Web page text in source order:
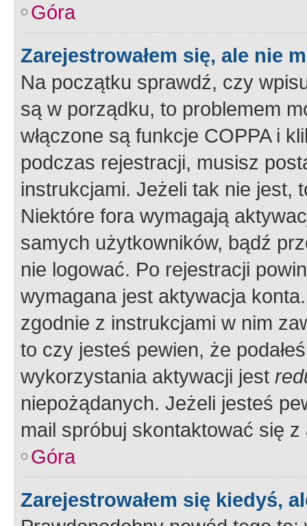
Góra
Zarejestrowałem się, ale nie
Na początku sprawdź, czy
są w porządku, to problemem
włączone są funkcje COPPA i
podczas rejestracji, musisz
instrukcjami. Jeżeli tak nie jest,
Niektóre fora wymagają
samych użytkowników, bądź
nie logować. Po rejestracji
wymagana jest aktywacja
zgodnie z instrukcjami w nim
to czy jesteś pewien, że
wykorzystania aktywacji jest
niepożądanych. Jeżeli jesteś
mail spróbuj skontaktować się
Góra
Zarejestrowałem się kiedyś,